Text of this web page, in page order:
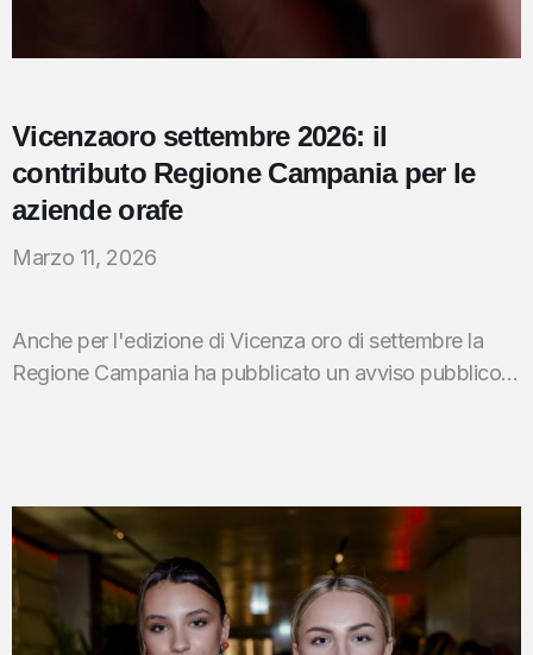
Vicenzaoro settembre 2026: il
contributo Regione Campania per le
aziende orafe
Marzo 11, 2026
Anche per l'edizione di Vicenza oro di settembre la
Regione Campania ha pubblicato un avviso pubblico...